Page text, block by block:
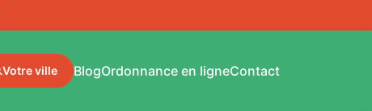
Votre ville BlogOrdonnance en ligneContact